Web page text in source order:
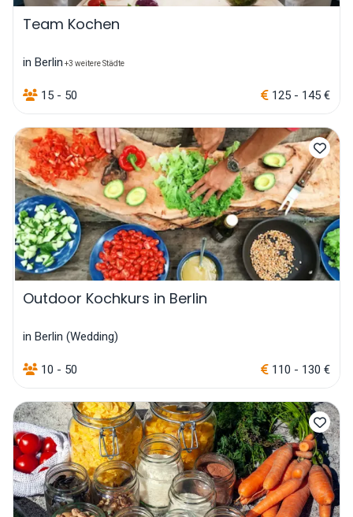
Team Kochen
in Berlin +3 weitere Städte
15 - 50 125 - 145 €
Outdoor Kochkurs in Berlin
in Berlin (Wedding)
10 - 50 110 - 130 €